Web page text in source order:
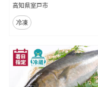
高知県室戸市
冷凍